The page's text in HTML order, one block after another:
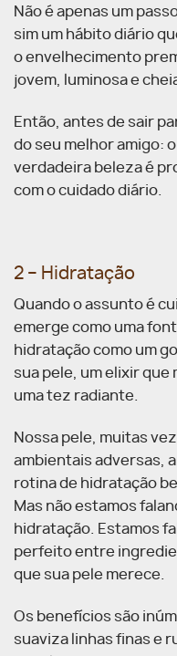
Não é apenas um
sim um hábito diário
o envelhecimento
jovem, luminosa e
Então, antes de sair
do seu melhor amigo:
verdadeira beleza é
com o cuidado diário.
2 – Hidratação
Quando o assunto é
emerge como uma
hidratação como um
sua pele, um elixir que
uma tez radiante.
Nossa pele, muitas
ambientais adversas,
rotina de hidratação
Mas não estamos
hidratação. Estamos
perfeito entre
que sua pele merece.
Os benefícios são
suaviza linhas finas e